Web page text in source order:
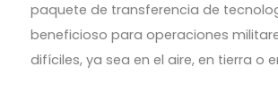
paquete de transferencia de
beneficioso para operaciones
difíciles, ya sea en el aire, en tierra o